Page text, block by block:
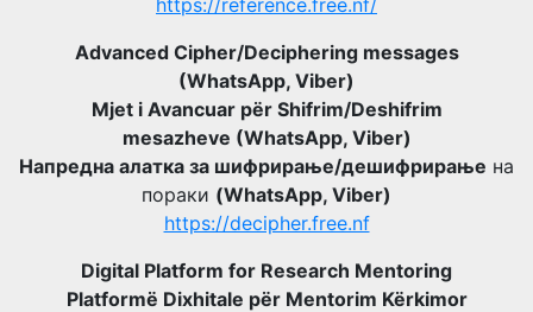
Advanced Cipher/Deciphering messages
(WhatsApp, Viber)
Mjet i Avancuar për Shifrim/Deshifrim
mesazheve (WhatsApp, Viber)
Напредна алатка за шифрирање/дешифрирање на
пораки (WhatsApp, Viber)
https://decipher.free.nf
Digital Platform for Research Mentoring
Platformë Dixhitale për Mentorim Kërkimor